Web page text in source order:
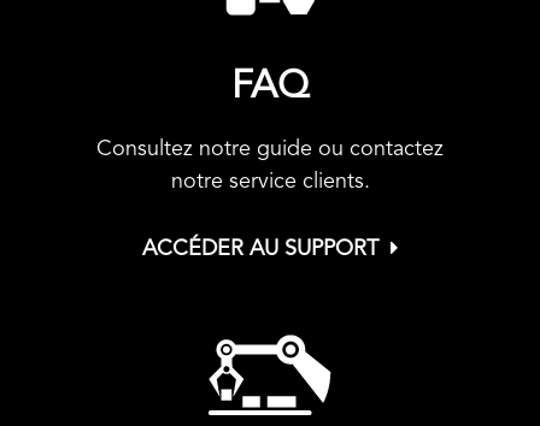
FAQ
Consultez notre guide ou contactez
notre service clients.
ACCÉDER AU SUPPORT